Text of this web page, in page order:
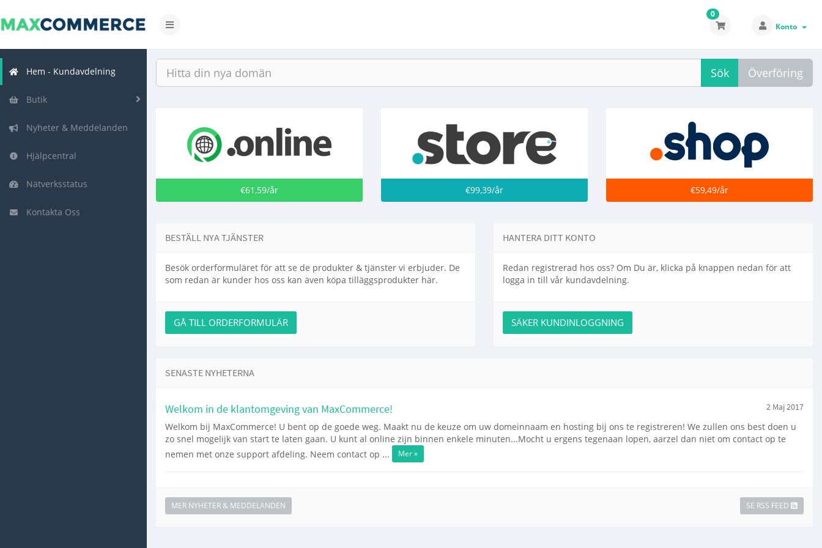
Växla
0
Konto
Hem - Kundavdelning
Butik
Nyheter & Meddelanden
Hjälpcentral
Nätverksstatus
Kontakta Oss
Sök Överföring
€61,59/år €99,39/år €59,49/år
BESTÄLL NYA TJÄNSTER
Besök orderformuläret för att se de produkter & tjänster vi erbjuder. De
som redan är kunder hos oss kan även köpa tilläggsprodukter här.
GÅ TILL ORDERFORMULÄR
HANTERA DITT KONTO
Redan registrerad hos oss? Om Du är, klicka på knappen nedan för att
logga in till vår kundavdelning.
SÄKER KUNDINLOGGNING
SENASTE NYHETERNA
Welkom in de klantomgeving van MaxCommerce! 2 Maj 2017
Welkom bij MaxCommerce! U bent op de goede weg. Maakt nu de keuze om uw domeinnaam en hosting bij ons te registreren! We zullen ons best doen u
zo snel mogelijk van start te laten gaan. U kunt al online zijn binnen enkele minuten...Mocht u ergens tegenaan lopen, aarzel dan niet om contact op te
nemen met onze support afdeling. Neem contact op ...
Mer »
MER NYHETER & MEDDELANDEN SE RSS FEED